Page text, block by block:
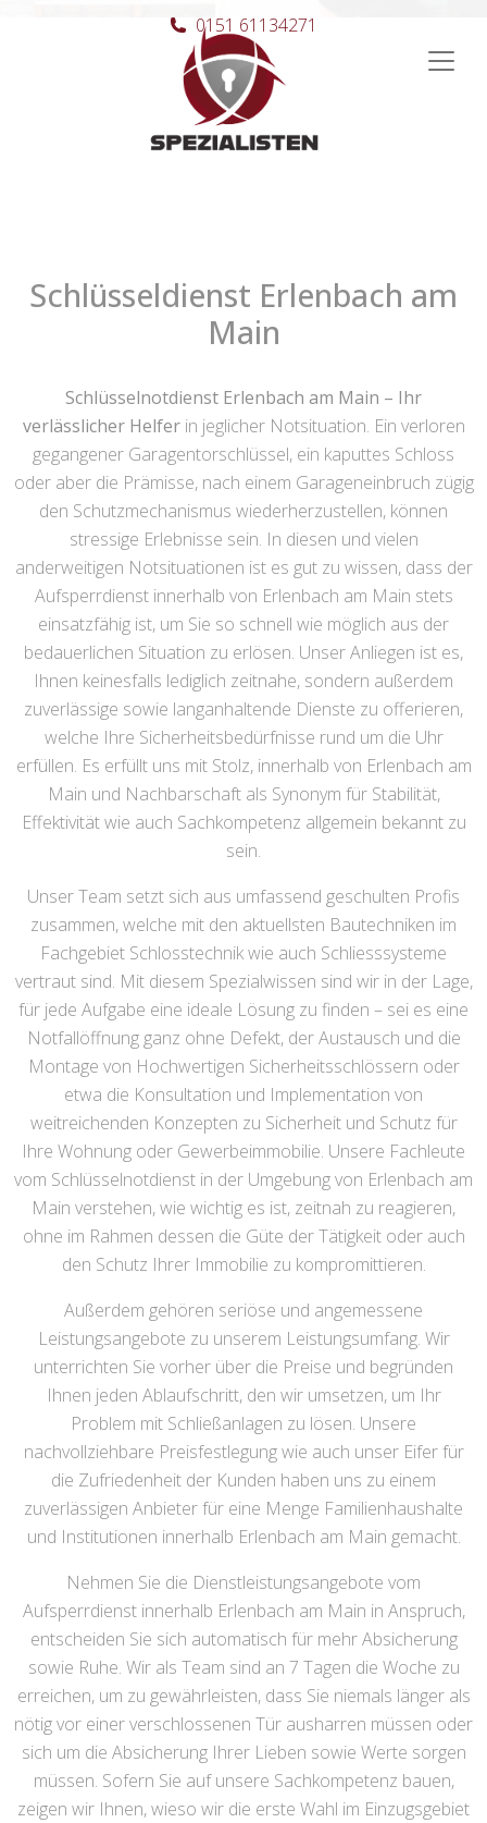
Hauptnavigation
0151 61134271
Schlüsseldienst Erlenbach am
Main
Schlüsselnotdienst Erlenbach am Main – Ihr
verlässlicher Helferin jeglicher Notsituation. Ein verloren
gegangener Garagentorschlüssel, ein kaputtes Schloss
oder aber die Prämisse, nach einem Garageneinbruch zügig
den Schutzmechanismus wiederherzustellen, können
stressige Erlebnisse sein. In diesen und vielen
anderweitigen Notsituationen ist es gut zu wissen, dass der
Aufsperrdienst innerhalb von Erlenbach am Main stets
einsatzfähig ist, um Sie so schnell wie möglich aus der
bedauerlichen Situation zu erlösen. Unser Anliegen ist es,
Ihnen keinesfalls lediglich zeitnahe, sondern außerdem
zuverlässige sowie langanhaltende Dienste zu offerieren,
welche Ihre Sicherheitsbedürfnisse rund um die Uhr
erfüllen. Es erfüllt uns mit Stolz, innerhalb von Erlenbach am
Main und Nachbarschaft als Synonym für Stabilität,
Effektivität wie auch Sachkompetenz allgemein bekannt zu
sein.
Unser Team setzt sich aus umfassend geschulten Profis
zusammen, welche mit den aktuellsten Bautechniken im
Fachgebiet Schlosstechnik wie auch Schliesssysteme
vertraut sind. Mit diesem Spezialwissen sind wir in der Lage,
für jede Aufgabe eine ideale Lösung zu finden – sei es eine
Notfallöffnung ganz ohne Defekt, der Austausch und die
Montage von Hochwertigen Sicherheitsschlössern oder
etwa die Konsultation und Implementation von
weitreichenden Konzepten zu Sicherheit und Schutz für
Ihre Wohnung oder Gewerbeimmobilie. Unsere Fachleute
vom Schlüsselnotdienst in der Umgebung von Erlenbach am
Main verstehen, wie wichtig es ist, zeitnah zu reagieren,
ohne im Rahmen dessen die Güte der Tätigkeit oder auch
den Schutz Ihrer Immobilie zu kompromittieren.
Außerdem gehören seriöse und angemessene
Leistungsangebote zu unserem Leistungsumfang. Wir
unterrichten Sie vorher über die Preise und begründen
Ihnen jeden Ablaufschritt, den wir umsetzen, um Ihr
Problem mit Schließanlagen zu lösen. Unsere
nachvollziehbare Preisfestlegung wie auch unser Eifer für
die Zufriedenheit der Kunden haben uns zu einem
zuverlässigen Anbieter für eine Menge Familienhaushalte
und Institutionen innerhalb Erlenbach am Main gemacht.
Nehmen Sie die Dienstleistungsangebote vom
Aufsperrdienst innerhalb Erlenbach am Main in Anspruch,
entscheiden Sie sich automatisch für mehr Absicherung
sowie Ruhe. Wir als Team sind an 7 Tagen die Woche zu
erreichen, um zu gewährleisten, dass Sie niemals länger als
nötig vor einer verschlossenen Tür ausharren müssen oder
sich um die Absicherung Ihrer Lieben sowie Werte sorgen
müssen. Sofern Sie auf unsere Sachkompetenz bauen,
zeigen wir Ihnen, wieso wir die erste Wahl im Einzugsgebiet